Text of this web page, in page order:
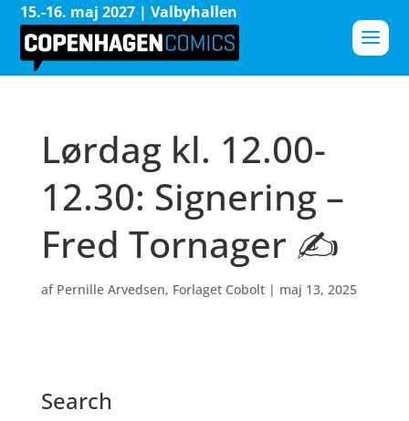
15.-16. maj 2027 | Valbyhallen
Lørdag kl. 12.00-
12.30: Signering –
Fred Tornager ✍️
af Pernille Arvedsen, Forlaget Cobolt| maj 13, 2025
Search